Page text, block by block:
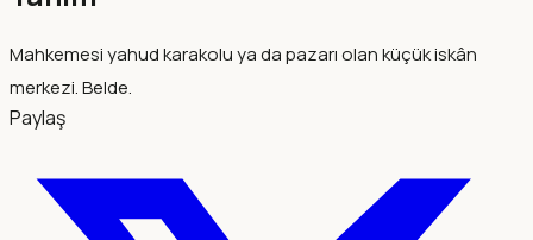
Mahkemesi yahud karakolu ya da pazarı olan küçük iskân
merkezi. Belde.
Paylaş